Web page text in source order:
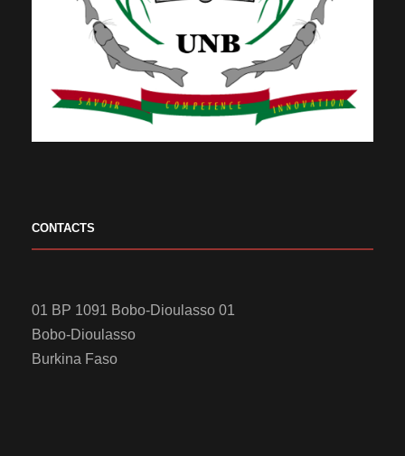
CONTACTS
01 BP 1091 Bobo-Dioulasso 01
Bobo-Dioulasso
Burkina Faso